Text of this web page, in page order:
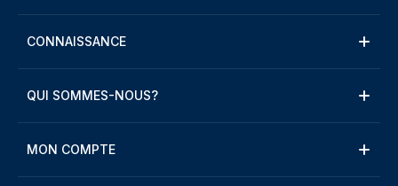
CONNAISSANCE
QUI SOMMES-NOUS?
MON COMPTE